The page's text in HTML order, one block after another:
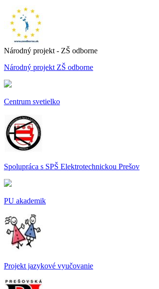
Národný projekt - ZŠ odborne
Národný projekt ZŠ odborne
Centrum svetielko
Spolupráca s SPŠ Elektrotechnickou Prešov
PU akademik
Projekt jazykové vyučovanie